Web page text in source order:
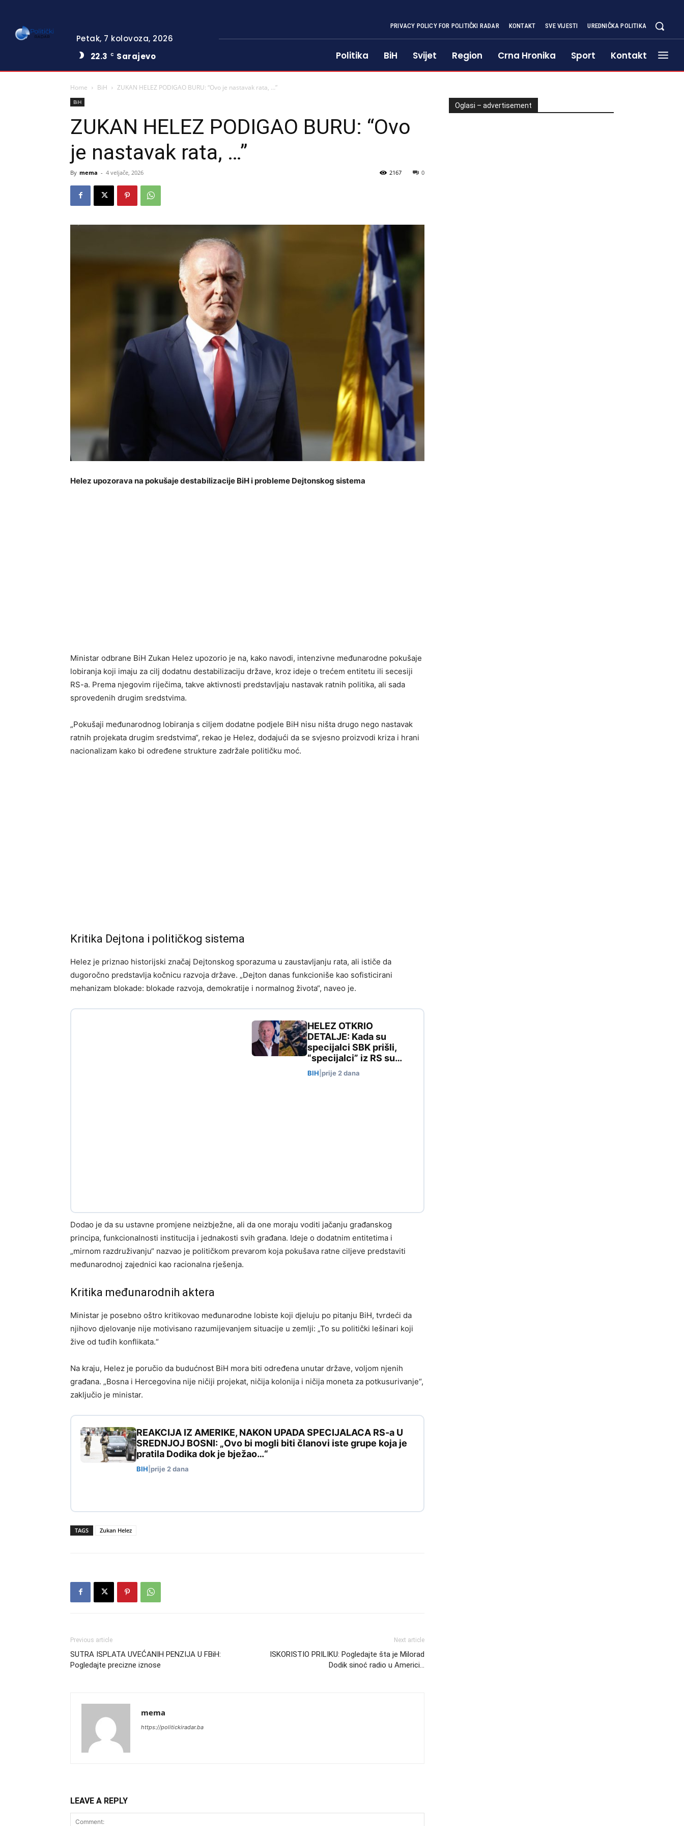
Petak, 7 kolovoza, 2026
22.3
C Sarajevo
PRIVACY POLICY FOR POLITIČKI RADAR KONTAKT SVE VIJESTI UREDNIČKA POLITIKA
Politika BiH Svijet Region Crna Hronika Sport Kontakt
Home BiH ZUKAN HELEZ PODIGAO BURU: “Ovo je nastavak rata, …”
BiH
ZUKAN HELEZ PODIGAO BURU: “Ovo
je nastavak rata, …”
By mema - 4 veljače, 2026 0
2167
Helez upozorava na pokušaje destabilizacije BiH i probleme Dejtonskog sistema
Ministar odbrane BiH Zukan Helez upozorio je na, kako navodi, intenzivne međunarodne pokušaje
lobiranja koji imaju za cilj dodatnu destabilizaciju države, kroz ideje o trećem entitetu ili secesiji
RS-a. Prema njegovim riječima, takve aktivnosti predstavljaju nastavak ratnih politika, ali sada
sprovedenih drugim sredstvima.
„Pokušaji međunarodnog lobiranja s ciljem dodatne podjele BiH nisu ništa drugo nego nastavak
ratnih projekata drugim sredstvima“, rekao je Helez, dodajući da se svjesno proizvodi kriza i hrani
nacionalizam kako bi određene strukture zadržale političku moć.
Kritika Dejtona i političkog sistema
Helez je priznao historijski značaj Dejtonskog sporazuma u zaustavljanju rata, ali ističe da
dugoročno predstavlja kočnicu razvoja države. „Dejton danas funkcioniše kao sofisticirani
mehanizam blokade: blokade razvoja, demokratije i normalnog života“, naveo je.
HELEZ OTKRIO
DETALJE: Kada su
specijalci SBK prišli,
“specijalci” iz RS su…
BIH prije 2 dana
Dodao je da su ustavne promjene neizbježne, ali da one moraju voditi jačanju građanskog
principa, funkcionalnosti institucija i jednakosti svih građana. Ideje o dodatnim entitetima i
„mirnom razdruživanju“ nazvao je političkom prevarom koja pokušava ratne ciljeve predstaviti
međunarodnoj zajednici kao racionalna rješenja.
Kritika međunarodnih aktera
Ministar je posebno oštro kritikovao međunarodne lobiste koji djeluju po pitanju BiH, tvrdeći da
njihovo djelovanje nije motivisano razumijevanjem situacije u zemlji: „To su politički lešinari koji
žive od tuđih konflikata.“
Na kraju, Helez je poručio da budućnost BiH mora biti određena unutar države, voljom njenih
građana. „Bosna i Hercegovina nije ničiji projekat, ničija kolonija i ničija moneta za potkusurivanje“,
zaključio je ministar.
REAKCIJA IZ AMERIKE, NAKON UPADA SPECIJALACA RS-a U
SREDNJOJ BOSNI: „Ovo bi mogli biti članovi iste grupe koja je
pratila Dodika dok je bježao…“
BIH prije 2 dana
TAGS Zukan Helez
Previous article
SUTRA ISPLATA UVEĆANIH PENZIJA U FBiH:
Pogledajte precizne iznose
Next article
ISKORISTIO PRILIKU: Pogledajte šta je Milorad
Dodik sinoć radio u Americi…
mema
https://politickiradar.ba
LEAVE A REPLY
Oglasi – advertisement